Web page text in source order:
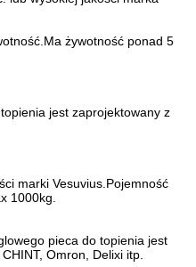
żywotność ponad 5
jest zaprojektowany z
marki Vesuvius.Pojemność
1000kg.
pieca do topienia jest
Omron, Delixi itp.